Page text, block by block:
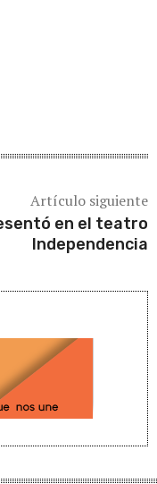
Artículo siguiente
en el teatro
Independencia